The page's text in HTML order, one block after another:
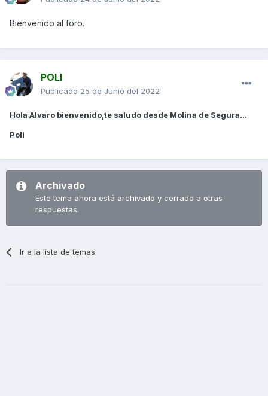
Bienvenido al foro.
POLI
Publicado 25 de Junio del 2022
Hola Alvaro bienvenido,te saludo desde Molina de Segura...
Poli
Archivado
Este tema ahora está archivado y cerrado a otras
respuestas.
Ir a la lista de temas